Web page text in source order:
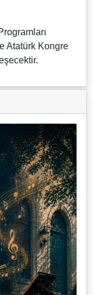
Atatürk Kongre